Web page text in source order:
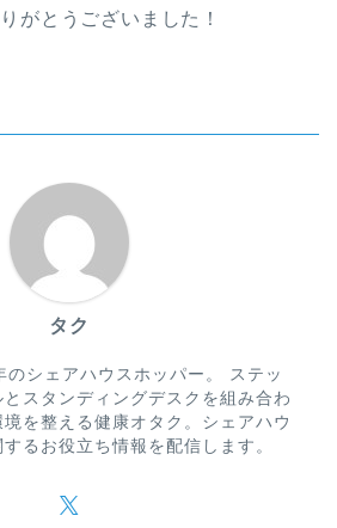
がとうございました！
タク
のシェアハウスホッパー。 ステッ
スタンディングデスクを組み合わ
を整える健康オタク。シェアハウ
るお役立ち情報を配信します。